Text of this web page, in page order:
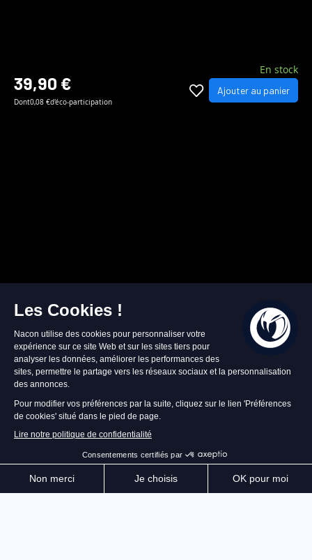
39,90 €
Dont0,08 €d'éco-participation
En stock
Ajouter au panier